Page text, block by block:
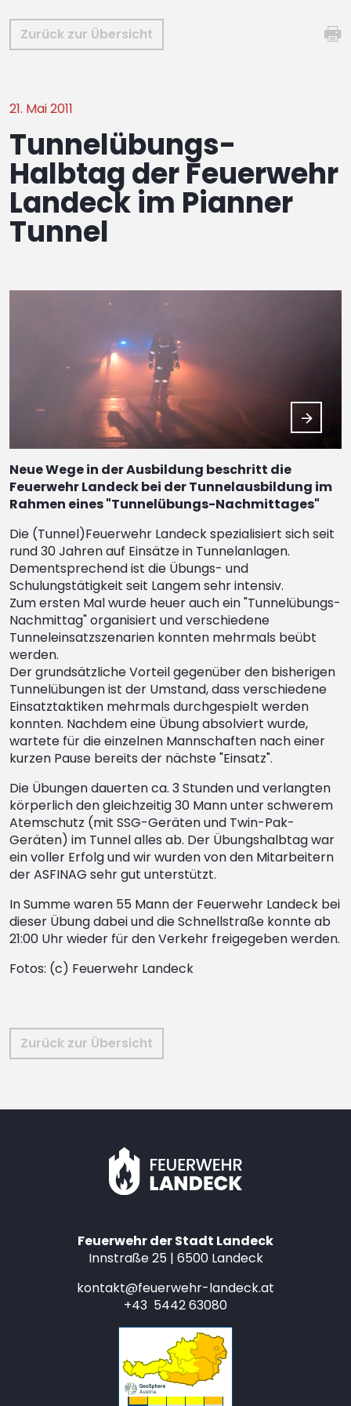
Zurück zur Übersicht
21. Mai 2011
Tunnelübungs-
Halbtag der Feuerwehr
Landeck im Pianner
Tunnel
Neue Wege in der Ausbildung beschritt die
Feuerwehr Landeck bei der Tunnelausbildung im
Rahmen eines "Tunnelübungs-Nachmittages"
Die (Tunnel)Feuerwehr Landeck spezialisiert sich seit
rund 30 Jahren auf Einsätze in Tunnelanlagen.
Dementsprechend ist die Übungs- und
Schulungstätigkeit seit Langem sehr intensiv.
Zum ersten Mal wurde heuer auch ein "Tunnelübungs-
Nachmittag" organisiert und verschiedene
Tunneleinsatzszenarien konnten mehrmals beübt
werden.
Der grundsätzliche Vorteil gegenüber den bisherigen
Tunnelübungen ist der Umstand, dass verschiedene
Einsatztaktiken mehrmals durchgespielt werden
konnten. Nachdem eine Übung absolviert wurde,
wartete für die einzelnen Mannschaften nach einer
kurzen Pause bereits der nächste "Einsatz".
Die Übungen dauerten ca. 3 Stunden und verlangten
körperlich den gleichzeitig 30 Mann unter schwerem
Atemschutz (mit SSG-Geräten und Twin-Pak-
Geräten) im Tunnel alles ab. Der Übungshalbtag war
ein voller Erfolg und wir wurden von den Mitarbeitern
der ASFINAG sehr gut unterstützt.
In Summe waren 55 Mann der Feuerwehr Landeck bei
dieser Übung dabei und die Schnellstraße konnte ab
21:00 Uhr wieder für den Verkehr freigegeben werden.
Fotos: (c) Feuerwehr Landeck
Zurück zur Übersicht
Feuerwehr der Stadt Landeck
Innstraße 25 | 6500 Landeck
kontakt@feuerwehr-landeck.at
+43 5442 63080